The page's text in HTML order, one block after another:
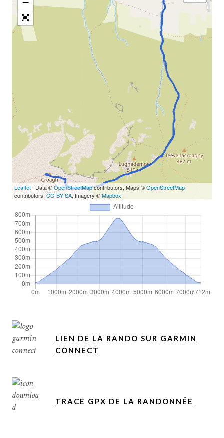
−
Leaflet | Data ©OpenStreetMapcontributors, Maps ©OpenStreetMap
contributors,CC-BY-SA, Imagery ©Mapbox
LIEN DE LA RANDO SUR GARMIN
CONNECT
TRACE GPX DE LA RANDONNÉE